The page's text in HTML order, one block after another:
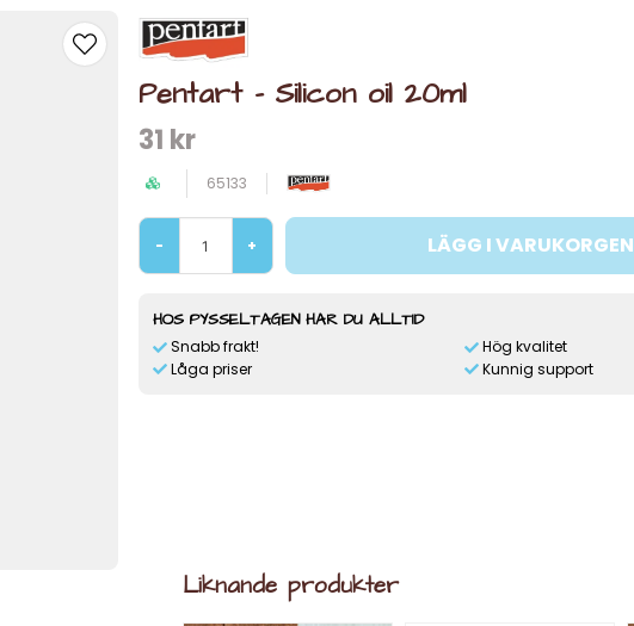
Pentart - Silicon oil 20ml
31 kr
65133
- + LÄGG I VARUKORGEN
HOS PYSSELTAGEN HAR DU ALLTID
Snabb frakt!
Låga priser
Hög kvalitet
Kunnig support
Liknande produkter